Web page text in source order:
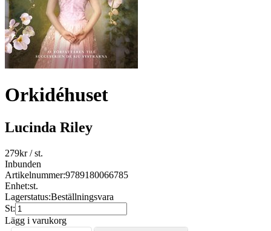
Orkidéhuset
Lucinda Riley
279kr/ st.
Inbunden
Artikelnummer:9789180066785
Enhet:st.
Lagerstatus:Beställningsvara
St:
Lägg i varukorg